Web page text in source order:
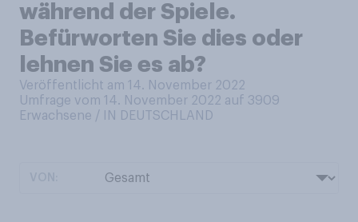
während der Spiele.
Befürworten Sie dies oder
lehnen Sie es ab?
Veröffentlicht am 14. November 2022
Umfrage vom 14. November 2022 auf 3909
Erwachsene / IN DEUTSCHLAND